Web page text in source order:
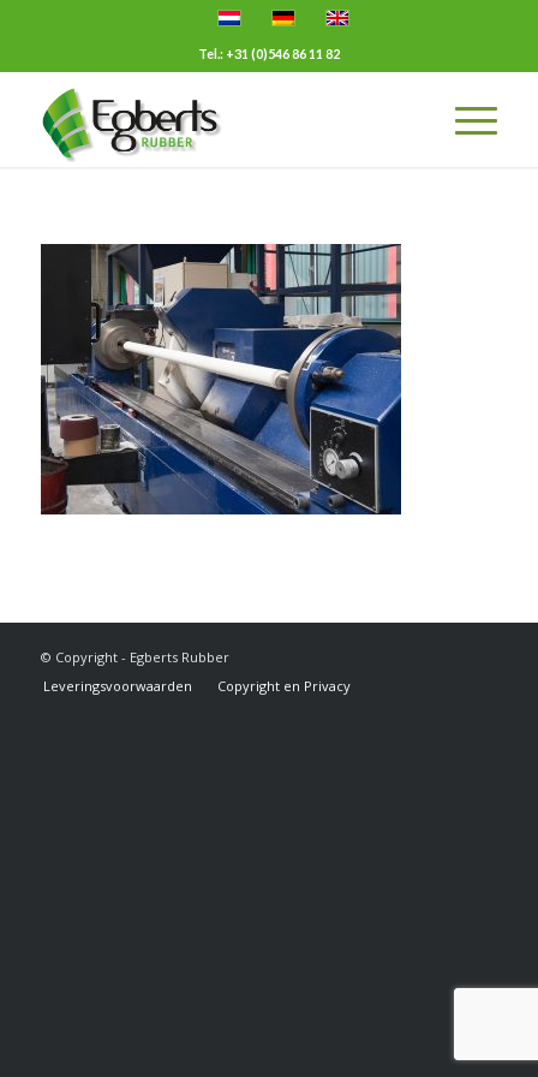
Tel.: +31 (0)546 86 11 82
© Copyright - Egberts Rubber
Leveringsvoorwaarden
Copyright en Privacy